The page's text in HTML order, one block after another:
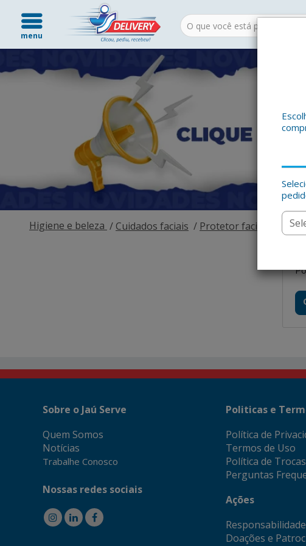
menu
Higiene e beleza Cuidados faciais Protetor facial
Sobre o Jaú Serve
Quem Somos
Notícias
Trabalhe Conosco
Nossas redes sociais
Politicas e
Política de
Termos de Uso
Política de
Perguntas
Ações
Doações e